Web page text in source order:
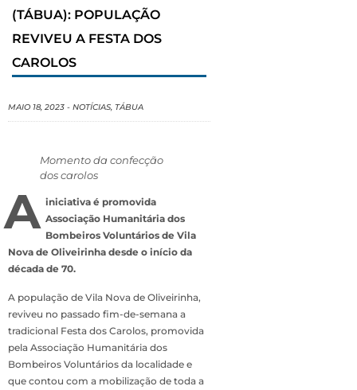
(TÁBUA): POPULAÇÃO
REVIVEU A FESTA DOS
CAROLOS
MAIO 18, 2023 - NOTÍCIAS, TÁBUA
Momento da confecção
dos carolos
A iniciativa é promovida
Associação Humanitária dos
Bombeiros Voluntários de Vila
Nova de Oliveirinha desde o início da
década de 70.
A população de Vila Nova de Oliveirinha,
reviveu no passado fim-de-semana a
tradicional Festa dos Carolos, promovida
pela Associação Humanitária dos
Bombeiros Voluntários da localidade e
que contou com a mobilização de toda a